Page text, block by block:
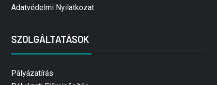
Adatvédelmi Nyilatkozat
SZOLGÁLTATÁSOK
Pályázatírás